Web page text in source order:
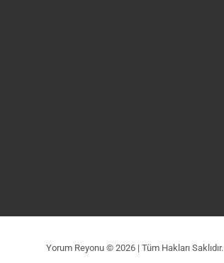
Yorum Reyonu © 2026 | Tüm Hakları Saklıdır.